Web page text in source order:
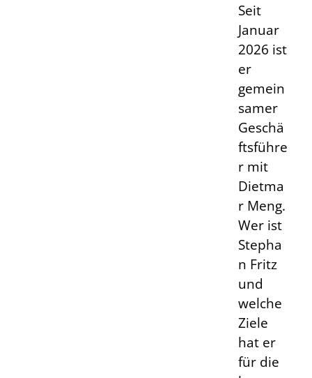
Seit
Januar
2026 ist
er
gemein
samer
Geschä
ftsführe
r mit
Dietma
r Meng.
Wer ist
Stepha
n Fritz
und
welche
Ziele
hat er
für die